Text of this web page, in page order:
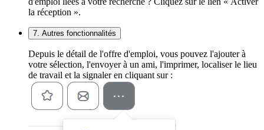
la réception ».
7. Autres fonctionnalités
Depuis le détail de l'offre d'emploi, vous pouvez l'ajouter à
votre sélection, l'envoyer à un ami, l'imprimer, localiser le lieu
de travail et la signaler en cliquant sur :